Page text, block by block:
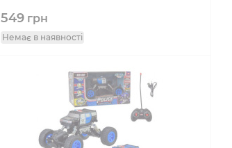
549грн
Немає в наявності